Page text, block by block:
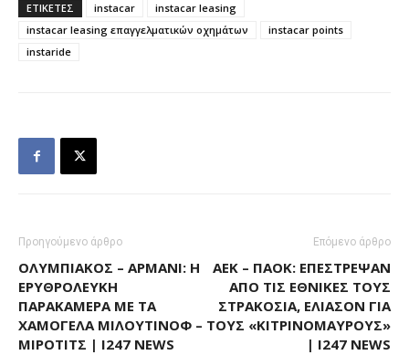
ΕΤΙΚΕΤΕΣ instacar
instacar leasing
instacar leasing επαγγελματικών οχημάτων
instacar points
instaride
Προηγούμενο άρθρο
ΟΛΥΜΠΙΑΚΌΣ – ΑΡΜΆΝΙ: Η
ΕΡΥΘΡΌΛΕΥΚΗ
ΠΑΡΑΚΆΜΕΡΑ ΜΕ ΤΑ
ΧΑΜΌΓΕΛΑ ΜΙΛΟΥΤΊΝΟΦ –
ΜΊΡΟΤΙΤΣ | I247 NEWS
Επόμενο άρθρο
ΑΕΚ – ΠΑΟΚ: ΕΠΈΣΤΡΕΨΑΝ
ΑΠΌ ΤΙΣ ΕΘΝΙΚΈΣ ΤΟΥΣ
ΣΤΡΑΚΌΣΙΑ, ΕΛΊΑΣΟΝ ΓΙΑ
ΤΟΥΣ «ΚΙΤΡΙΝΌΜΑΥΡΟΥΣ»
| I247 NEWS